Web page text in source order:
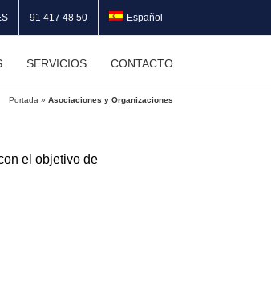
91 417 48 50 Español
SERVICIOS CONTACTO
Portada » Asociaciones y Organizaciones
el objetivo de